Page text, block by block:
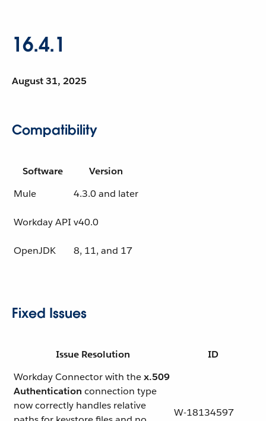
16.4.1
August 31, 2025
Compatibility
Software
Version
Mule
4.3.0 and later
Workday API v40.0
OpenJDK 8, 11, and 17
Fixed Issues
Issue Resolution
ID
Workday Connector with thex.509
Authentication connection type
now correctly handles relative
W-18134597